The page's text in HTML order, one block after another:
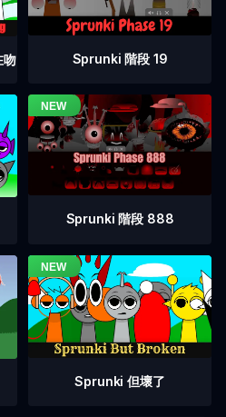
吻 Sprunki 階段 19
Sprunki 階段 888
Sprunki 但壞了